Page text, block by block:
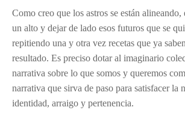
Como creo que los astros se están alineando,
un alto y dejar de lado esos futuros que se
repitiendo una y otra vez recetas que ya
resultado. Es preciso dotar al imaginario
narrativa sobre lo que somos y queremos
narrativa que sirva de paso para satisfacer la
identidad, arraigo y pertenencia.